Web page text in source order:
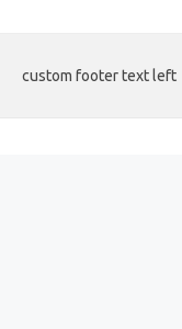
custom footer text left